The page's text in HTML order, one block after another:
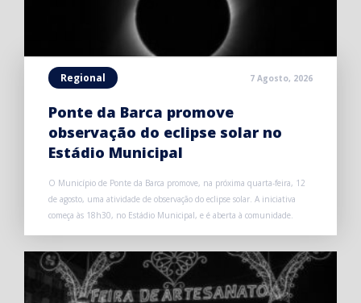
Regional 7 Agosto, 2026
Ponte da Barca promove
observação do eclipse solar no
Estádio Municipal
O Município de Ponte da Barca promove, na próxima quarta-feira, 12
de agosto, uma atividade de observação do eclipse solar. A iniciativa
começa às 18h30, no Estádio Municipal, e é aberta à comunidade.